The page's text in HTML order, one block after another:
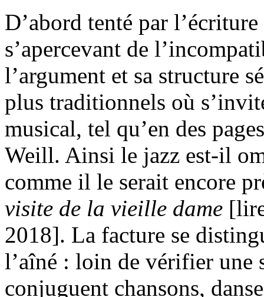
D’abord tenté par
s’apercevant de
l’argument et sa structure
plus traditionnels où
musical, tel qu’en des
Weill. Ainsi le jazz est-il
comme il le serait encore
visite de la vieille dame
2018]. La facture se
l’aîné : loin de vérifier une
conjuguent chansons,